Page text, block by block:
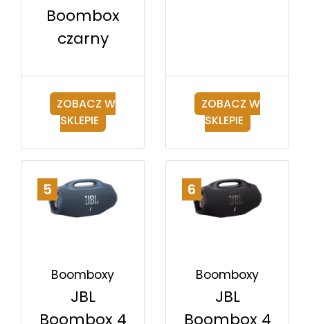
Boombox
czarny
ZOBACZ W
SKLEPIE
ZOBACZ W
SKLEPIE
5
Boomboxy
JBL
6
Boomboxy
JBL
Boombox 4